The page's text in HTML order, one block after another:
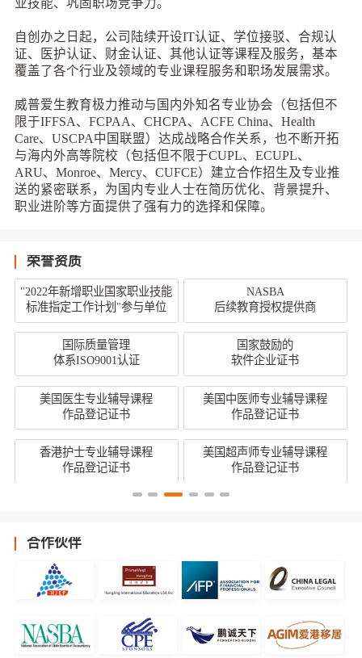
业技能、巩固职场竞争力。
自创办之日起，公司陆续开设IT认证、学位接驳、合规认
证、医护认证、财金认证、其他认证等课程及服务，基本
覆盖了各个行业及领域的专业课程服务和职场发展需求。
威普爱生教育极力推动与国内外知名专业协会（包括但不
限于IFFSA、FCPAA、CHCPA、ACFE China、Health
Care、USCPA中国联盟）达成战略合作关系，也不断开拓
与海内外高等院校（包括但不限于CUPL、ECUPL、
ARU、Monroe、Mercy、CUFCE）建立合作招生及专业推
送的紧密联系，为国内专业人士在简历优化、背景提升、
职业进阶等方面提供了强有力的选择和保障。
荣誉资质
"2022年新增职业国家职业技能
标准指定工作计划"参与单位
NASBA
后续教育授权提供商
国际质量管理
体系ISO9001认证
国家鼓励的
软件企业证书
美国医生专业辅导课程
作品登记证书
美国中医师专业辅导课程
作品登记证书
香港护士专业辅导课程
作品登记证书
美国超声师专业辅导课程
作品登记证书
合作伙伴